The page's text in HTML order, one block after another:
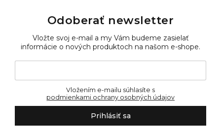
polyesterové polstre, rozmery
Odoberať newsletter
Vložte svoj e-mail a my Vám budeme zasielať
informácie o nových produktoch na našom e-shope.
podmienkami ochrany osobných údajov
Prihlásiť sa